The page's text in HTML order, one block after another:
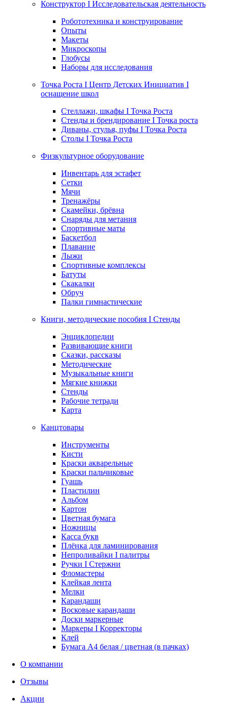
Конструктор I Исследовательская деятельность
Робототехника и конструирование
Опыты
Макеты
Микроскопы
Глобусы
Наборы для исследования
Точка Роста I Центр Детских Инициатив I
оснащение школ
Стеллажи, шкафы I Точка Роста
Стенды и брендирование I Точка роста
Диваны, стулья, пуфы I Точка Роста
Столы I Точка Роста
Физкультурное оборудование
Инвентарь для эстафет
Сетки
Мячи
Тренажёры
Скамейки, брёвна
Снаряды для метания
Спортивные маты
Баскетбол
Плавание
Лыжи
Спортивные комплексы
Батуты
Скакалки
Обруч
Палки гимнастические
Книги, методические пособия I Стенды
Энциклопедии
Развивающие книги
Сказки, рассказы
Методические
Музыкальные книги
Мягкие книжки
Стенды
Рабочие тетради
Карта
Канцтовары
Инструменты
Кисти
Краски акварельные
Краски пальчиковые
Гуашь
Пластилин
Альбом
Картон
Цветная бумага
Ножницы
Касса букв
Плёнка для ламинирования
Непроливайки I палитры
Ручки I Стержни
Фломастеры
Клейкая лента
Мелки
Карандаши
Восковые карандаши
Доски маркерные
Маркеры I Корректоры
Клей
Бумага А4 белая / цветная (в пачках)
О компании
Отзывы
Акции